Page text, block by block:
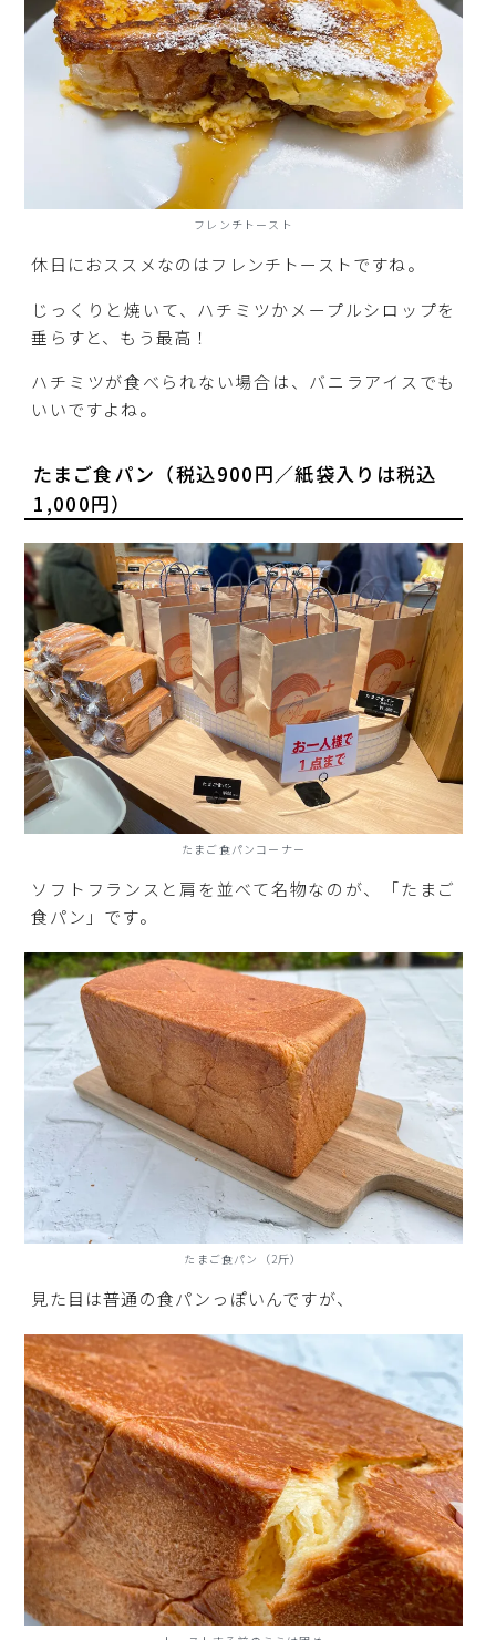
フレンチトースト
休日におススメなのはフレンチトーストですね。
じっくりと焼いて、ハチミツかメープルシロップを
垂らすと、もう最高！
ハチミツが食べられない場合は、バニラアイスでも
いいですよね。
たまご食パン（税込900円／紙袋入りは税込
1,000円）
たまご食パンコーナー
ソフトフランスと肩を並べて名物なのが、「たまご
食パン」です。
たまご食パン（2斤）
見た目は普通の食パンっぽいんですが、